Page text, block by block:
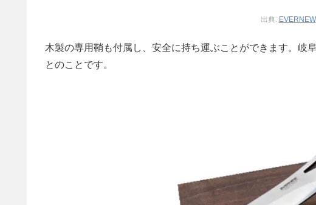
出典: EVERNEW
木製の専用鞘も付属し、安全に持ち運ぶことができます。岐
とのことです。